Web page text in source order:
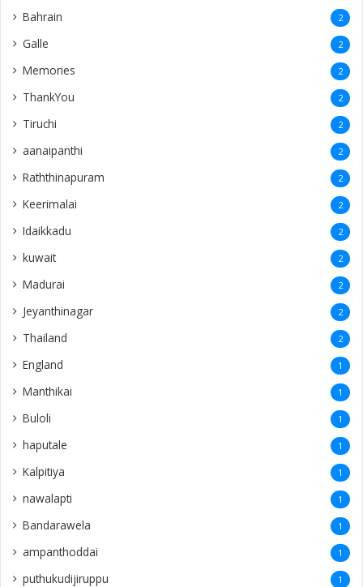
Bahrain 2
Galle 2
Memories 2
ThankYou 2
Tiruchi 2
aanaipanthi 2
Raththinapuram 2
Keerimalai 2
Idaikkadu 2
kuwait 2
Madurai 2
Jeyanthinagar 2
Thailand 2
England 1
Manthikai 1
Buloli 1
haputale 1
Kalpitiya 1
nawalapti 1
Bandarawela 1
ampanthoddai 1
puthukudijiruppu 1